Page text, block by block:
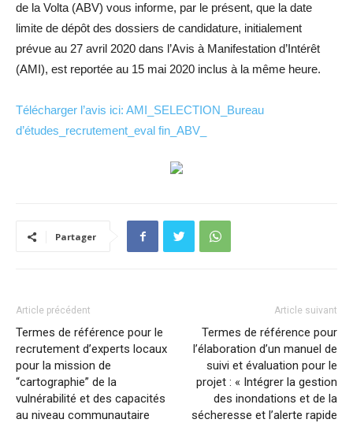
de la Volta (ABV) vous informe, par le présent, que la date
limite de dépôt des dossiers de candidature, initialement
prévue au 27 avril 2020 dans l’Avis à Manifestation d’Intérêt
(AMI), est reportée au 15 mai 2020 inclus à la même heure.
Télécharger l’avis ici: AMI_SELECTION_Bureau
d’études_recrutement_eval fin_ABV_
Partager
Article précédent
Termes de référence pour le
recrutement d’experts locaux
pour la mission de
“cartographie” de la
vulnérabilité et des capacités
au niveau communautaire
Article suivant
Termes de référence pour
l’élaboration d’un manuel de
suivi et évaluation pour le
projet : « Intégrer la gestion
des inondations et de la
sécheresse et l’alerte rapide